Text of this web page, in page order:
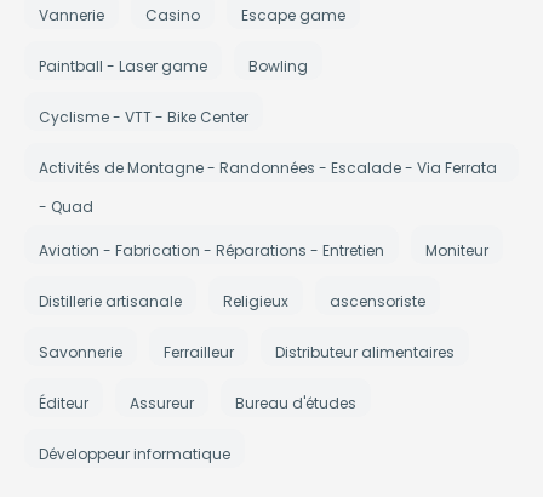
Vannerie Casino Escape game
Paintball - Laser game Bowling
Cyclisme - VTT - Bike Center
Activités de Montagne - Randonnées - Escalade - Via Ferrata
- Quad
Aviation - Fabrication - Réparations - Entretien Moniteur
Distillerie artisanale Religieux ascensoriste
Savonnerie Ferrailleur Distributeur alimentaires
Éditeur Assureur Bureau d'études
Développeur informatique